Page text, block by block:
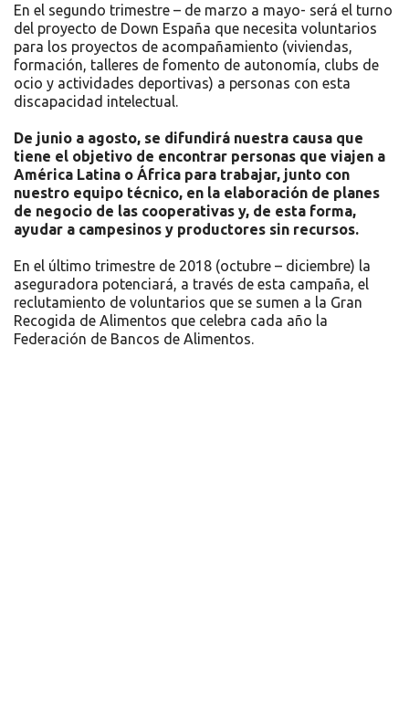
En el segundo trimestre – de marzo a mayo- será el turno
del proyecto de Down España que necesita voluntarios
para los proyectos de acompañamiento (viviendas,
formación, talleres de fomento de autonomía, clubs de
ocio y actividades deportivas) a personas con esta
discapacidad intelectual.
De junio a agosto, se difundirá nuestra causa que
tiene el objetivo de encontrar personas que viajen a
América Latina o África para trabajar, junto con
nuestro equipo técnico, en la elaboración de planes
de negocio de las cooperativas y, de esta forma,
ayudar a campesinos y productores sin recursos.
En el último trimestre de 2018 (octubre – diciembre) la
aseguradora potenciará, a través de esta campaña, el
reclutamiento de voluntarios que se sumen a la Gran
Recogida de Alimentos que celebra cada año la
Federación de Bancos de Alimentos.